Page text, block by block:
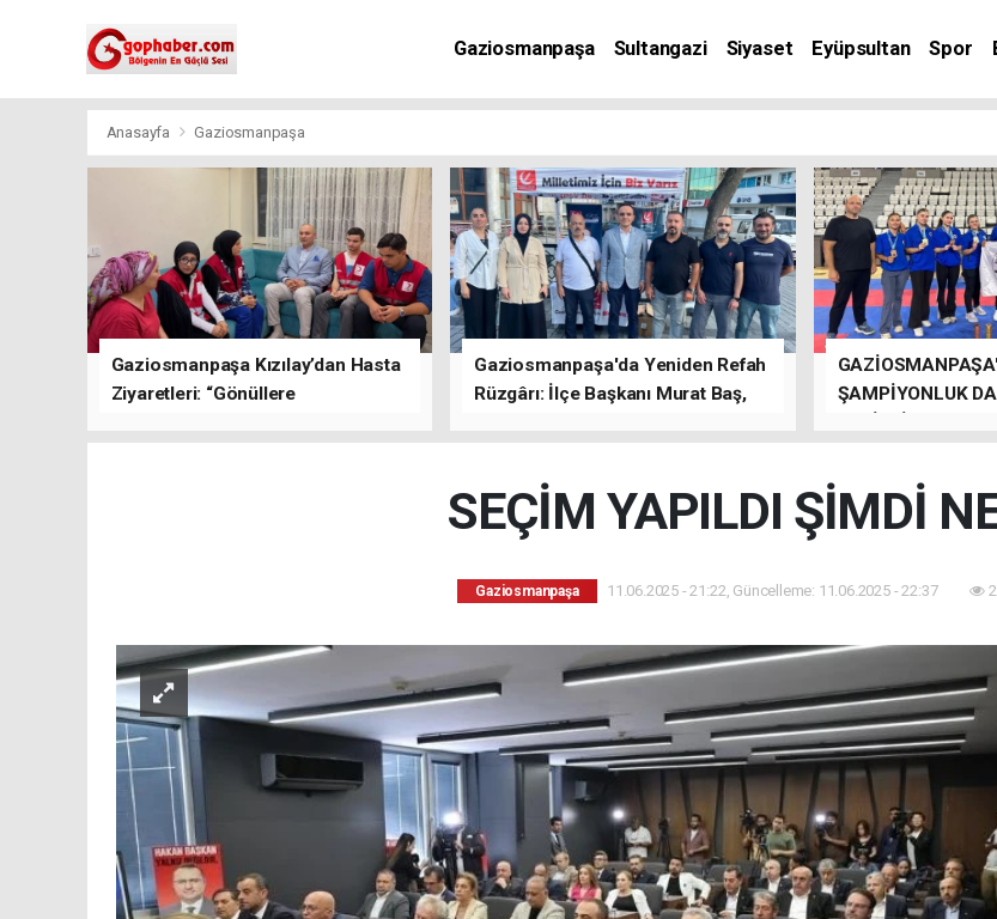
Gaziosmanpaşa Sultangazi Siyaset Eyüpsultan Spor
Anasayfa Gaziosmanpaşa
Gaziosmanpaşa Kızılay’dan Hasta
Ziyaretleri: “Gönüllere
Gaziosmanpaşa'da Yeniden Refah
Rüzgârı: İlçe Başkanı Murat Baş,
ŞAMPİYONLUK
SEÇİM YAPILDI ŞİMDİ
Gaziosmanpaşa 11.06.2025 - 21:22, Güncelleme: 11.06.2025 - 22:37